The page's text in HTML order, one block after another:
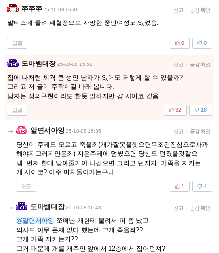
쭈쭈쭈 25-10-08 15:46 신고 | 공감 확인
말티즈에 물려 폐혈증으로 사망한 중년여성도 있었음.
답글 0
0
도마뱀대장 25-10-08 15:51 신고 | 공감 확인
집에 나처럼 체격 큰 성인 남자가 있어도 저렇게 할 수 있을까?
그리고 저 글이 주작이길 바래 봅니다.
남자는 정의구현이라도 한듯 말하지만 걍 사이코 같음.
답글 18
32
알면서아잉 25-10-08 16:35 신고 | 공감 확인
당신이 주제도 모르고 죽을죄(개가잘못을햇으면무조건진심으로사과
해야지그러지안은죄) 지은주제에 덤볐으면 당신도 던졌을것같으
뎀. 먼저 한대 맞아줄거야 나같으면 그리고 던지지. 가족을 지키는
게 사이코? 아주 미처돌아가는구나.
답글 4
1
도마뱀대장 25-10-08 16:43 신고 | 공감 확인
@알면서아잉 쪼매난 개한테 물려서 피 좀 났고
의사도 아무 문제 없다 했는데 그게 죽을죄??
그게 가족 지키는거??
그거 때문에 개를 개주인 앞에서 12층에서 집어던져?